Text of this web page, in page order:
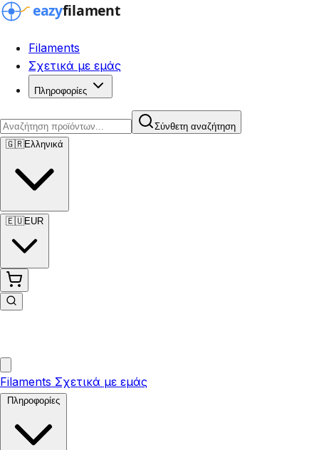
Filaments
Σχετικά με εμάς
Πληροφορίες
Σύνθετη αναζήτηση
🇬🇷Ελληνικά
🇪🇺EUR
Filaments Σχετικά με εμάς